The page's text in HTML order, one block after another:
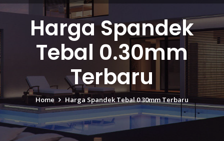
Harga Spandek
Tebal 0.30mm
Terbaru
Home Harga Spandek Tebal 0.30mm Terbaru